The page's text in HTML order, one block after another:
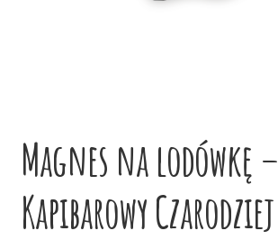
Magnes na lodówkę –
Kapibarowy Czarodziej